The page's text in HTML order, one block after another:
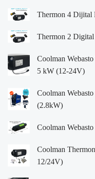
Thermon 4 Dijital
Thermon 2 Digital
Coolman
5 kW (12-24V)
Coolman
(2.8kW)
Coolman
Coolman
12/24V)